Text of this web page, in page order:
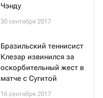
Чэнду
30 сентября 2017
Бразильский теннисист
Клезар извинился за
оскорбительный жест в
матче с Сугитой
16 сентября 2017